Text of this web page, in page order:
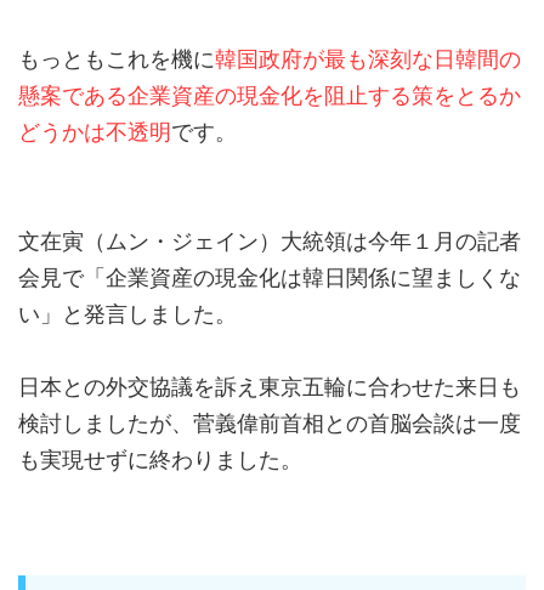
もっともこれを機に韓国政府が最も深刻な日韓間の
懸案である企業資産の現金化を阻止する策をとるか
どうかは不透明です。
文在寅（ムン・ジェイン）大統領は今年１月の記者
会見で「企業資産の現金化は韓日関係に望ましくな
い」と発言しました。
日本との外交協議を訴え東京五輪に合わせた来日も
検討しましたが、菅義偉前首相との首脳会談は一度
も実現せずに終わりました。